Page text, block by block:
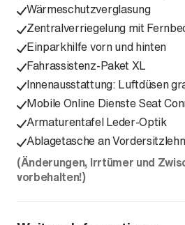
Wärmeschutzverglasung
Zentralverriegelung mit
Einparkhilfe vorn und hinten
Fahrassistenz-Paket XL
Innenausstattung: Luftdüsen
Mobile Online Dienste Seat
Armaturentafel Leder-Optik
Ablagetasche an
(Änderungen, Irrtümer und
vorbehalten!)